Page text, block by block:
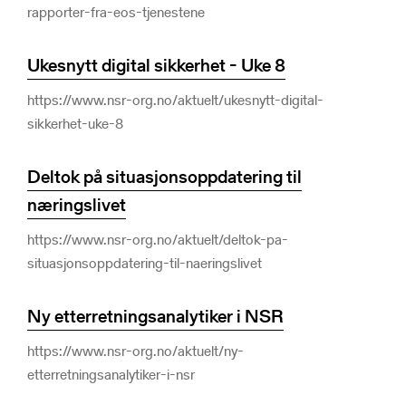
rapporter-fra-eos-tjenestene
Ukesnytt digital sikkerhet - Uke 8
https://www.nsr-org.no/aktuelt/ukesnytt-digital-
sikkerhet-uke-8
Deltok på situasjonsoppdatering til
næringslivet
https://www.nsr-org.no/aktuelt/deltok-pa-
situasjonsoppdatering-til-naeringslivet
Ny etterretningsanalytiker i NSR
https://www.nsr-org.no/aktuelt/ny-
etterretningsanalytiker-i-nsr